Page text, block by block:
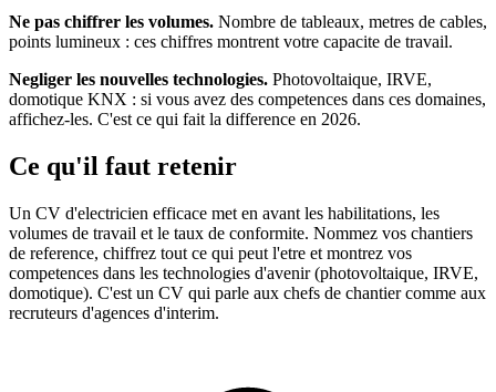
Ne pas chiffrer les volumes. Nombre de tableaux, metres de cables,
points lumineux : ces chiffres montrent votre capacite de travail.
Negliger les nouvelles technologies. Photovoltaique, IRVE,
domotique KNX : si vous avez des competences dans ces domaines,
affichez-les. C'est ce qui fait la difference en 2026.
Ce qu'il faut retenir
Un CV d'electricien efficace met en avant les habilitations, les
volumes de travail et le taux de conformite. Nommez vos chantiers
de reference, chiffrez tout ce qui peut l'etre et montrez vos
competences dans les technologies d'avenir (photovoltaique, IRVE,
domotique). C'est un CV qui parle aux chefs de chantier comme aux
recruteurs d'agences d'interim.